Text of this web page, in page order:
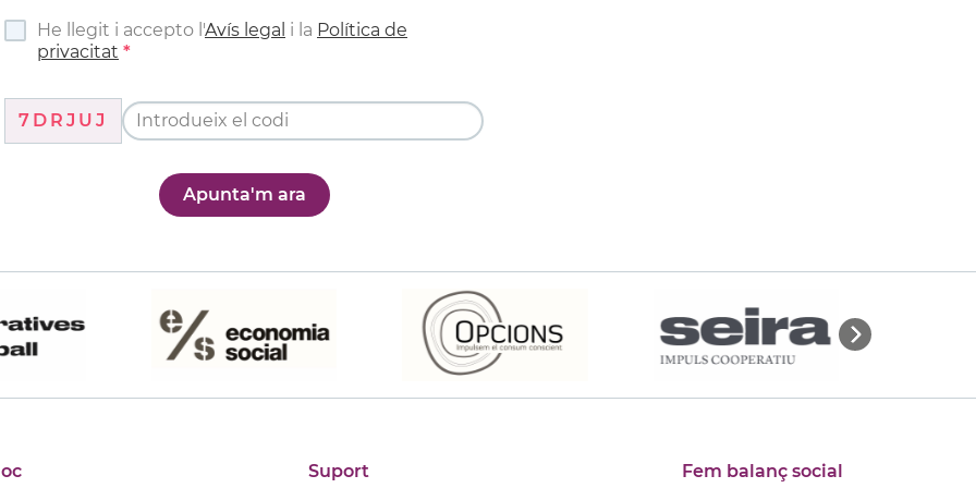
He llegit i accepto l'Avís legal i la Política de
privacitat
7DRJUJ
Apunta'm ara
Suport Fem balanç social